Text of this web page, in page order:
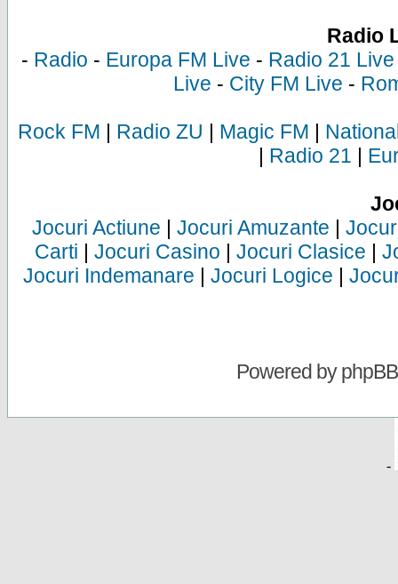
Radio
- Radio - Europa FM Live - Radio 21 Live
Live - City FM Live -
Rock FM | Radio ZU | Magic FM |
| Radio 21 |
Jocuri Actiune | Jocuri Amuzante |
Carti | Jocuri Casino | Jocuri Clasice |
Jocuri Indemanare | Jocuri Logice |
Powered byphpBB
-